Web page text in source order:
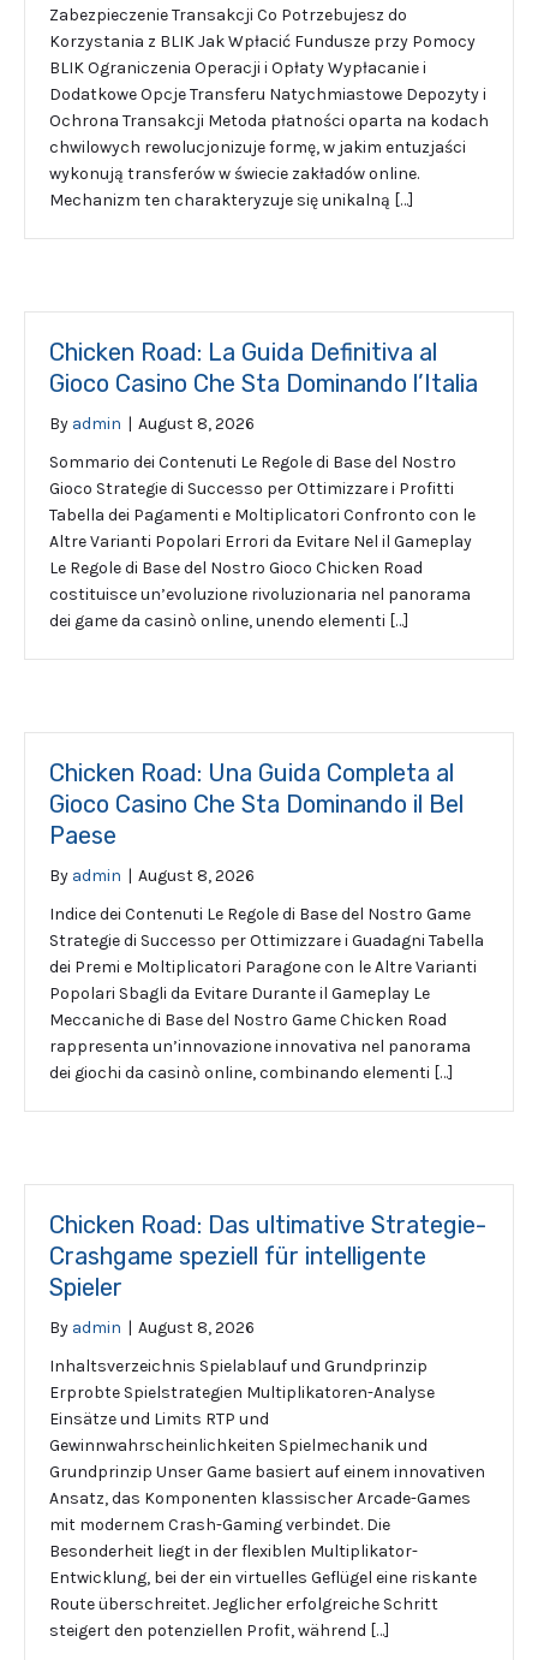
Zabezpieczenie Transakcji Co Potrzebujesz do
Korzystania z BLIK Jak Wpłacić Fundusze przy Pomocy
BLIK Ograniczenia Operacji i Opłaty Wypłacanie i
Dodatkowe Opcje Transferu Natychmiastowe Depozyty i
Ochrona Transakcji Metoda płatności oparta na kodach
chwilowych rewolucjonizuje formę, w jakim entuzjaści
wykonują transferów w świecie zakładów online.
Mechanizm ten charakteryzuje się unikalną […]
Chicken Road: La Guida Definitiva al
Gioco Casino Che Sta Dominando l’Italia
By admin | August 8, 2026
Sommario dei Contenuti Le Regole di Base del Nostro
Gioco Strategie di Successo per Ottimizzare i Profitti
Tabella dei Pagamenti e Moltiplicatori Confronto con le
Altre Varianti Popolari Errori da Evitare Nel il Gameplay
Le Regole di Base del Nostro Gioco Chicken Road
costituisce un’evoluzione rivoluzionaria nel panorama
dei game da casinò online, unendo elementi […]
Chicken Road: Una Guida Completa al
Gioco Casino Che Sta Dominando il Bel
Paese
By admin | August 8, 2026
Indice dei Contenuti Le Regole di Base del Nostro Game
Strategie di Successo per Ottimizzare i Guadagni Tabella
dei Premi e Moltiplicatori Paragone con le Altre Varianti
Popolari Sbagli da Evitare Durante il Gameplay Le
Meccaniche di Base del Nostro Game Chicken Road
rappresenta un’innovazione innovativa nel panorama
dei giochi da casinò online, combinando elementi […]
Chicken Road: Das ultimative Strategie-
Crashgame speziell für intelligente
Spieler
By admin | August 8, 2026
Inhaltsverzeichnis Spielablauf und Grundprinzip
Erprobte Spielstrategien Multiplikatoren-Analyse
Einsätze und Limits RTP und
Gewinnwahrscheinlichkeiten Spielmechanik und
Grundprinzip Unser Game basiert auf einem innovativen
Ansatz, das Komponenten klassischer Arcade-Games
mit modernem Crash-Gaming verbindet. Die
Besonderheit liegt in der flexiblen Multiplikator-
Entwicklung, bei der ein virtuelles Geflügel eine riskante
Route überschreitet. Jeglicher erfolgreiche Schritt
steigert den potenziellen Profit, während […]